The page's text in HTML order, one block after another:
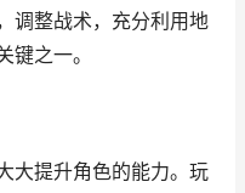
调整战术，充分利用地
键之一。
大提升角色的能力。玩